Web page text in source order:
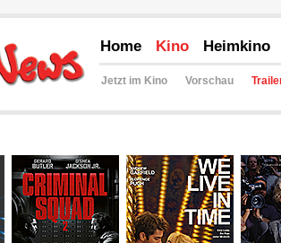
Home Kino Heimkino
Jetzt im Kino Vorschau